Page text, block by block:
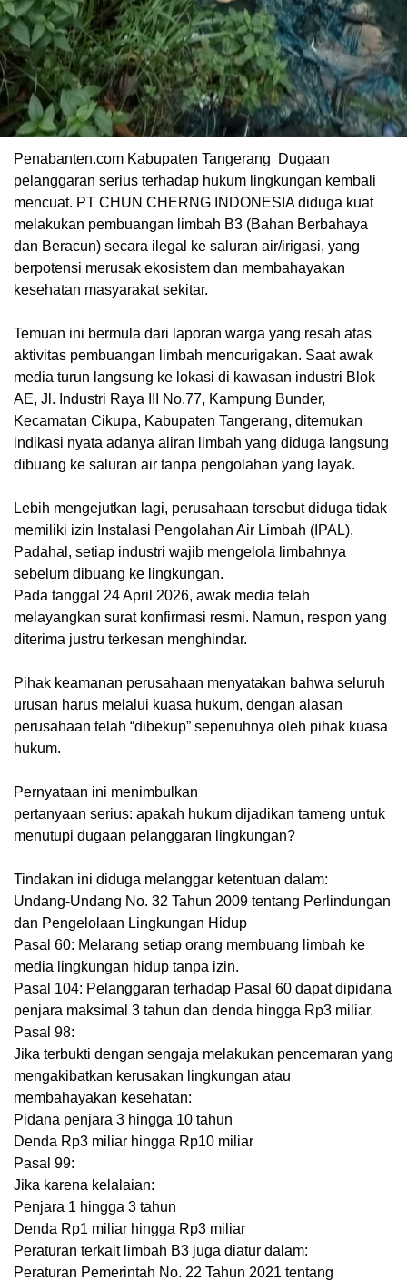
Penabanten.com Kabupaten Tangerang Dugaan
pelanggaran serius terhadap hukum lingkungan kembali
mencuat. PT CHUN CHERNG INDONESIA diduga kuat
melakukan pembuangan limbah B3 (Bahan Berbahaya
dan Beracun) secara ilegal ke saluran air/irigasi, yang
berpotensi merusak ekosistem dan membahayakan
kesehatan masyarakat sekitar.
Temuan ini bermula dari laporan warga yang resah atas
aktivitas pembuangan limbah mencurigakan. Saat awak
media turun langsung ke lokasi di kawasan industri Blok
AE, Jl. Industri Raya III No.77, Kampung Bunder,
Kecamatan Cikupa, Kabupaten Tangerang, ditemukan
indikasi nyata adanya aliran limbah yang diduga langsung
dibuang ke saluran air tanpa pengolahan yang layak.
Lebih mengejutkan lagi, perusahaan tersebut diduga tidak
memiliki izin Instalasi Pengolahan Air Limbah (IPAL).
Padahal, setiap industri wajib mengelola limbahnya
sebelum dibuang ke lingkungan.
Pada tanggal 24 April 2026, awak media telah
melayangkan surat konfirmasi resmi. Namun, respon yang
diterima justru terkesan menghindar.
Pihak keamanan perusahaan menyatakan bahwa seluruh
urusan harus melalui kuasa hukum, dengan alasan
perusahaan telah “dibekup” sepenuhnya oleh pihak kuasa
hukum.
Pernyataan ini menimbulkan
pertanyaan serius: apakah hukum dijadikan tameng untuk
menutupi dugaan pelanggaran lingkungan?
Tindakan ini diduga melanggar ketentuan dalam:
Undang-Undang No. 32 Tahun 2009 tentang Perlindungan
dan Pengelolaan Lingkungan Hidup
Pasal 60: Melarang setiap orang membuang limbah ke
media lingkungan hidup tanpa izin.
Pasal 104: Pelanggaran terhadap Pasal 60 dapat dipidana
penjara maksimal 3 tahun dan denda hingga Rp3 miliar.
Pasal 98:
Jika terbukti dengan sengaja melakukan pencemaran yang
mengakibatkan kerusakan lingkungan atau
membahayakan kesehatan:
Pidana penjara 3 hingga 10 tahun
Denda Rp3 miliar hingga Rp10 miliar
Pasal 99:
Jika karena kelalaian:
Penjara 1 hingga 3 tahun
Denda Rp1 miliar hingga Rp3 miliar
Peraturan terkait limbah B3 juga diatur dalam:
Peraturan Pemerintah No. 22 Tahun 2021 tentang